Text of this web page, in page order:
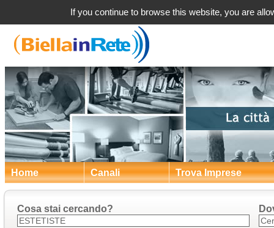
Home Canali Trova Imprese
Cosa stai cercando?
If you continue to browse this website, you are